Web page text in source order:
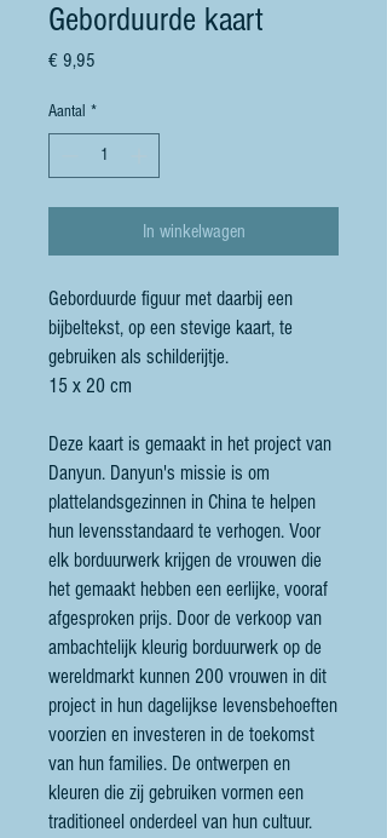
Geborduurde kaart
€ 9,95
Aantal *
In winkelwagen
Geborduurde figuur met daarbij een
bijbeltekst, op een stevige kaart, te
gebruiken als schilderijtje.
15 x 20 cm
Deze kaart is gemaakt in het project van
Danyun. Danyun's missie is om
plattelandsgezinnen in China te helpen
hun levensstandaard te verhogen. Voor
elk borduurwerk krijgen de vrouwen die
het gemaakt hebben een eerlijke, vooraf
afgesproken prijs. Door de verkoop van
ambachtelijk kleurig borduurwerk op de
wereldmarkt kunnen 200 vrouwen in dit
project in hun dagelijkse levensbehoeften
voorzien en investeren in de toekomst
van hun families. De ontwerpen en
kleuren die zij gebruiken vormen een
traditioneel onderdeel van hun cultuur.